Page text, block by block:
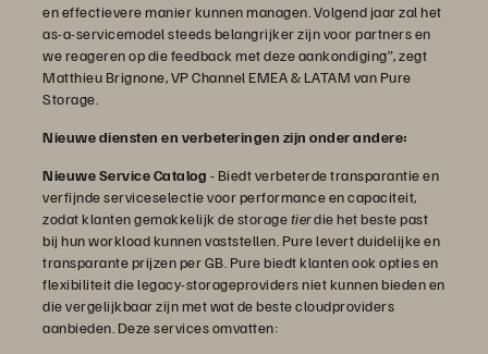
en effectievere manier kunnen managen. Volgend jaar zal het
as-a-servicemodel steeds belangrijker zijn voor partners en
we reageren op die feedback met deze aankondiging”, zegt
Matthieu Brignone, VP Channel EMEA & LATAM van Pure
Storage.
Nieuwe diensten en verbeteringen zijn onder andere:
Nieuwe Service Catalog - Biedt verbeterde transparantie en
verfijnde serviceselectie voor performance en capaciteit,
zodat klanten gemakkelijk de storagetierdie het beste past
bij hun workload kunnen vaststellen. Pure levert duidelijke en
transparante prijzen per GB. Pure biedt klanten ook opties en
flexibiliteit die legacy-storageproviders niet kunnen bieden en
die vergelijkbaar zijn met wat de beste cloudproviders
aanbieden. Deze services omvatten: